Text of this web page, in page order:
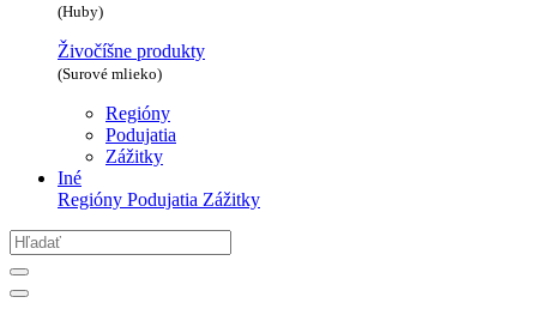
(Huby)
Živočíšne produkty
(Surové mlieko)
Regióny
Podujatia
Zážitky
Iné
Regióny Podujatia Zážitky